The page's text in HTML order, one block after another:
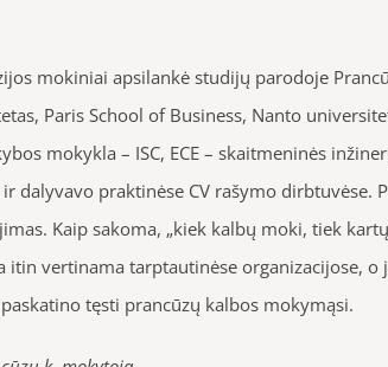
mokiniai apsilankė studijų parodoje
Paris School of Business, Nanto
mokykla – ISC, ECE – skaitmeninės
dalyvavo praktinėse CV rašymo
Kaip sakoma, „kiek kalbų moki, tiek
itin vertinama tarptautinėse organizacijose,
tęsti prancūzų kalbos mokymąsi.